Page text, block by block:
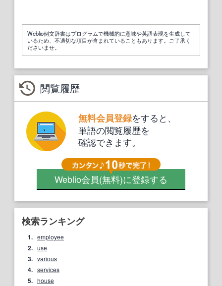
Weblio例文辞書はプログラムで機械的に意味や英語表現を生成して
いるため、不適切な項目が含まれていることもあります。ご了承く
ださいませ。
閲覧履歴
無料会員登録をすると、
単語の閲覧履歴を
確認できます。
Weblio会員(無料)に登録する
検索ランキング
1. employee
2. use
3. various
4. services
5. house